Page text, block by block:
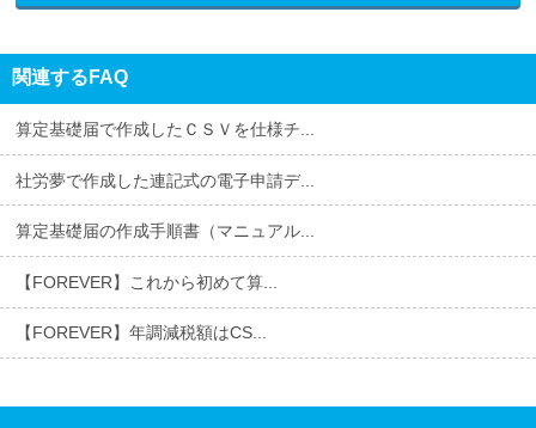
関連するFAQ
算定基礎届で作成したＣＳＶを仕様チ...
社労夢で作成した連記式の電子申請デ...
算定基礎届の作成手順書（マニュアル...
【FOREVER】これから初めて算...
【FOREVER】年調減税額はCS...